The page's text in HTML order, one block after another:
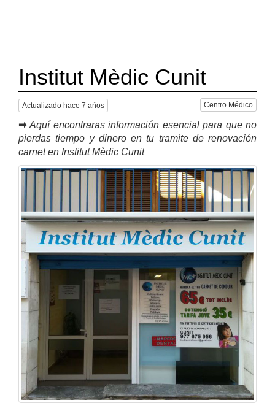
Institut Mèdic Cunit
Actualizado hace 7 años Centro Médico
➡ Aquí encontraras información esencial para que no
pierdas tiempo y dinero en tu tramite de renovación
carnet en Institut Mèdic Cunit